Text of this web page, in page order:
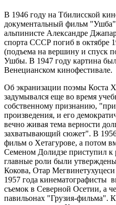
В 1946 году на Тбилисской
документальный фильм "Ушба"
альпинисте Александре
спорта СССР погиб в октябре
(подъема на вершину и спуск
Ушбы. В 1947 году картина
Венецианском кинофестивале.
Об экранизации поэмы Коста
задумывался еще во время
собственному признанию,
произведения, и его
вечно живая тема верности
захватывающий сюжет". В
фильм о Хетагурове, а потом
Семеном Долидзе приступил
главные роли были
Кокова, Отар
1957 года кинематографисты
съемок в Северной Осетии, а
павильонах "Грузия-фильма".